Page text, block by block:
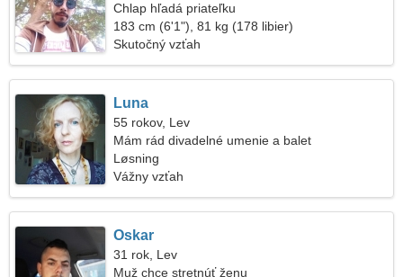
Chlap hľadá priateľku
183 cm (6'1"), 81 kg (178 libier)
Skutočný vzťah
Luna
55 rokov, Lev
Mám rád divadelné umenie a balet
Løsning
Vážny vzťah
Oskar
31 rok, Lev
Muž chce stretnúť ženu